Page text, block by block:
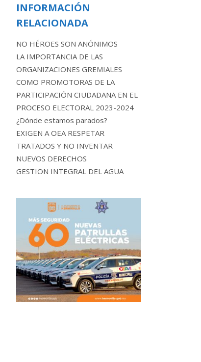
INFORMACIÓN
RELACIONADA
NO HÉROES SON ANÓNIMOS
LA IMPORTANCIA DE LAS
ORGANIZACIONES GREMIALES
COMO PROMOTORAS DE LA
PARTICIPACIÓN CIUDADANA EN EL
PROCESO ELECTORAL 2023-2024
¿Dónde estamos parados?
EXIGEN A OEA RESPETAR
TRATADOS Y NO INVENTAR
NUEVOS DERECHOS
GESTION INTEGRAL DEL AGUA